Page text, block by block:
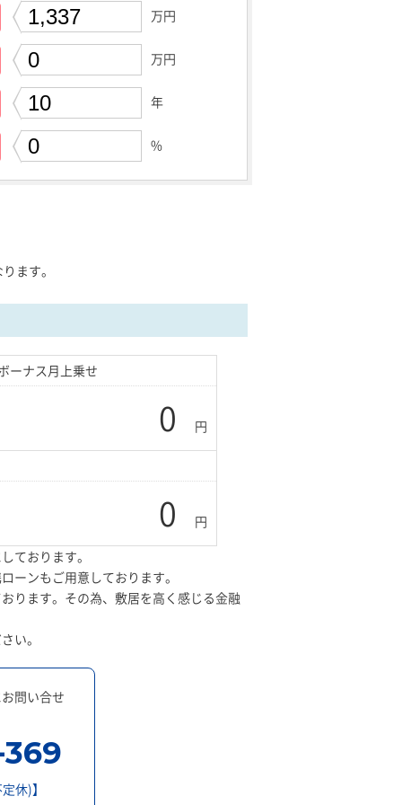
万円
万円
年
%
ます。
ーナス月上乗せ
0 円
0
円
ております。
ーンもご用意しております。
ります。その為、敷居を高く感じる金融
い。
問い合せ
休)】